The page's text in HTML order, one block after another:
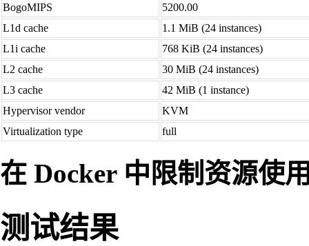
BogoMIPS
5200.00
L1d cache
1.1 MiB (24 instances)
L1i cache
768 KiB (24 instances)
L2 cache
30 MiB (24 instances)
L3 cache
42 MiB (1 instance)
Hypervisor vendor
KVM
Virtualization type
full
在 Docker 中限制资源使
测试结果